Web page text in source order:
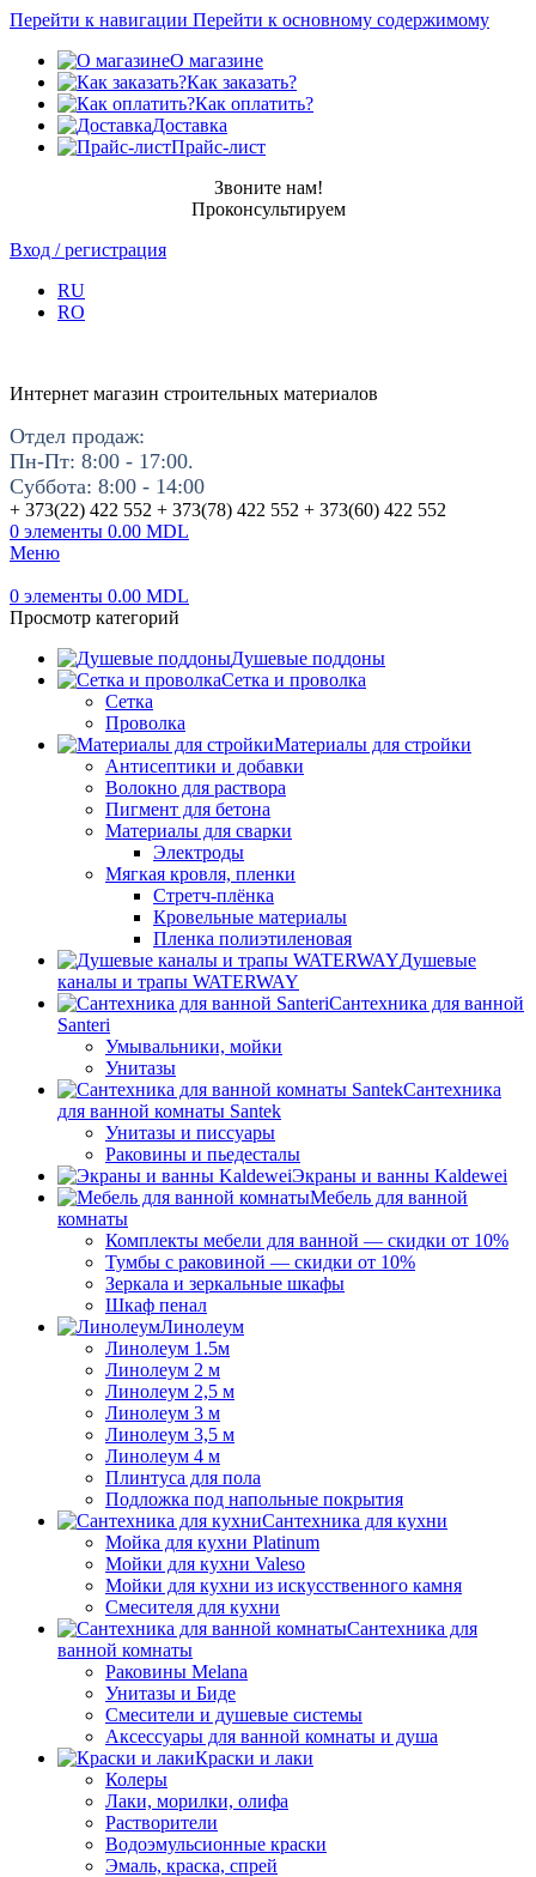
Перейти к навигации Перейти к основному содержимому
О магазине
Как заказать?
Как оплатить?
Доставка
Прайс-лист
Звоните нам!
Проконсультируем
Вход / регистрация
RU
RO
Интернет магазин строительных материалов
Отдел продаж:
Пн-Пт: 8:00 - 17:00.
Суббота: 8:00 - 14:00
+ 373(22) 422 552 + 373(78) 422 552 + 373(60) 422 552
0 элементы 0.00 MDL
Меню
0 элементы 0.00 MDL
Просмотр категорий
Душевые поддоны
Сетка и проволка
Сетка
Проволка
Материалы для стройки
Антисептики и добавки
Волокно для раствора
Пигмент для бетона
Материалы для сварки
Электроды
Мягкая кровля, пленки
Стретч-плёнка
Кровельные материалы
Пленка полиэтиленовая
Душевые
каналы и трапы WATERWAY
Сантехника для ванной
Santeri
Умывальники, мойки
Унитазы
Сантехника
для ванной комнаты Santek
Унитазы и писсуары
Раковины и пьедесталы
Экраны и ванны Kaldewei
Мебель для ванной
комнаты
Комплекты мебели для ванной — скидки от 10%
Тумбы с раковиной — скидки от 10%
Зеркала и зеркальные шкафы
Шкаф пенал
Линолеум
Линолеум 1.5м
Линолеум 2 м
Линолеум 2,5 м
Линолеум 3 м
Линолеум 3,5 м
Линолеум 4 м
Плинтуса для пола
Подложка под напольные покрытия
Сантехника для кухни
Мойка для кухни Platinum
Мойки для кухни Valeso
Мойки для кухни из искусственного камня
Смесителя для кухни
Сантехника для
ванной комнаты
Раковины Melana
Унитазы и Биде
Смесители и душевые системы
Аксессуары для ванной комнаты и душа
Краски и лаки
Колеры
Лаки, морилки, олифа
Растворители
Водоэмульсионные краски
Эмаль, краска, спрей